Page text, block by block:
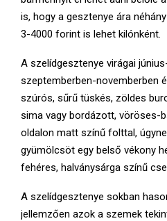
is, hogy a gesztenye ára
3-4000 forint is lehet kilónként.
A szelídgesztenye virágai
szeptemberben-novemberben
szúrós, sűrű tüskés, zöldes
sima vagy bordázott, vöröses-
oldalon matt színű folttal,
gyümölcsöt egy belső vékony
fehéres, halványsárga színű
A szelídgesztenye sokban
jellemzően azok a szemek